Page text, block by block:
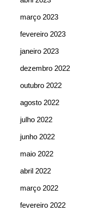
março 2023
fevereiro 2023
janeiro 2023
dezembro 2022
outubro 2022
agosto 2022
julho 2022
junho 2022
maio 2022
abril 2022
março 2022
fevereiro 2022